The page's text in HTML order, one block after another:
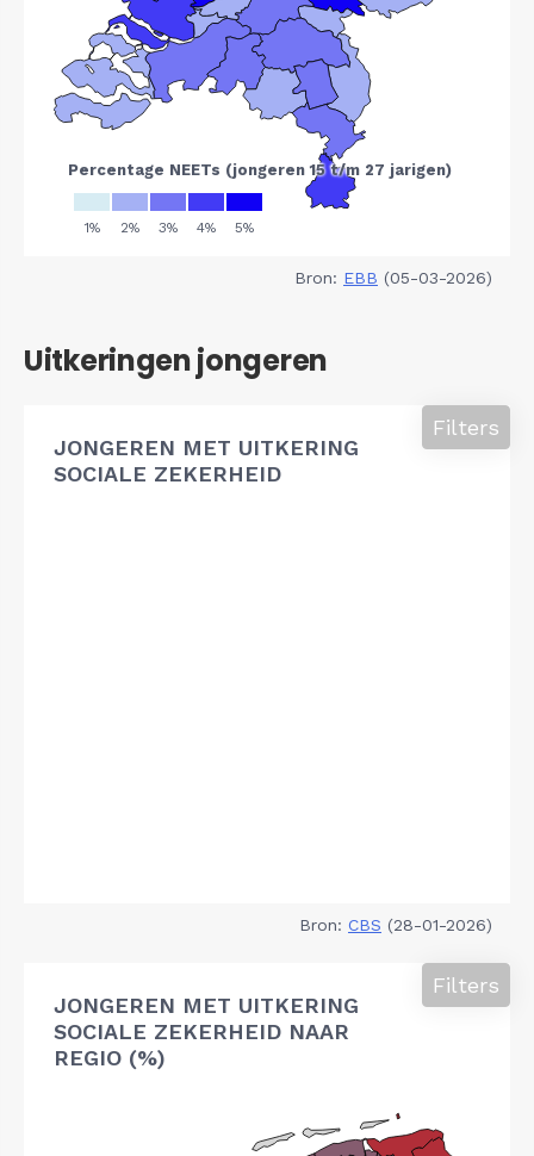
Bron: EBB (05-03-2026)
Uitkeringen jongeren
JONGEREN MET UITKERING
SOCIALE ZEKERHEID
Filters
Bron: CBS (28-01-2026)
JONGEREN MET UITKERING
SOCIALE ZEKERHEID NAAR
REGIO (%)
Filters